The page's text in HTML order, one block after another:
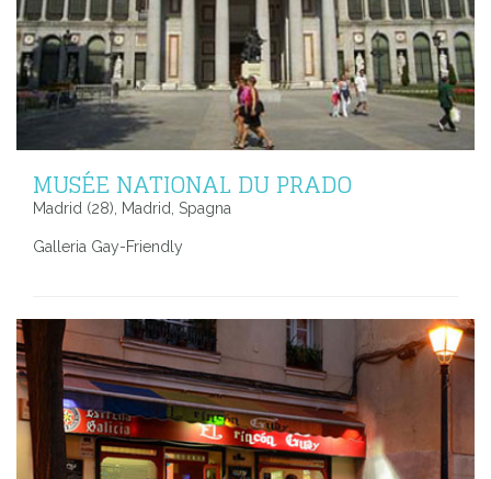
MUSÉE NATIONAL DU PRADO
Madrid (28), Madrid, Spagna
Galleria Gay-Friendly